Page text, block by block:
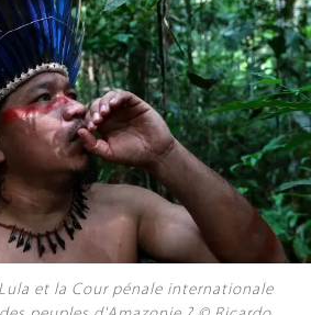
et la Cour pénale internationale